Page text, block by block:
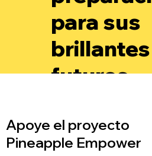
para sus
brillantes
futuros.
Apoye el proyecto
Pineapple Empower